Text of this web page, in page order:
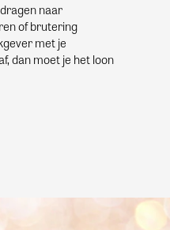
naar
of brutering
met je
dan moet je het loon